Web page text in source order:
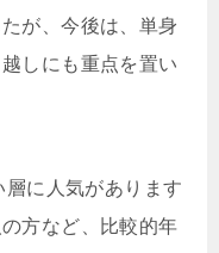
が、今後は、単身
しにも重点を置い
に人気があります
方など、比較的年